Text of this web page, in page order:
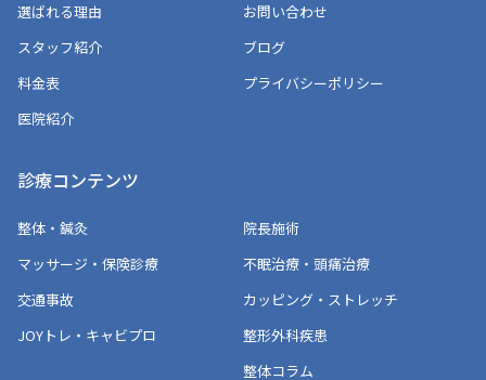
選ばれる理由
スタッフ紹介
料金表
医院紹介
お問い合わせ
ブログ
プライバシーポリシー
診療コンテンツ
整体・鍼灸
マッサージ・保険診療
交通事故
JOYトレ・キャビプロ
院長施術
不眠治療・頭痛治療
カッピング・ストレッチ
整形外科疾患
整体コラム